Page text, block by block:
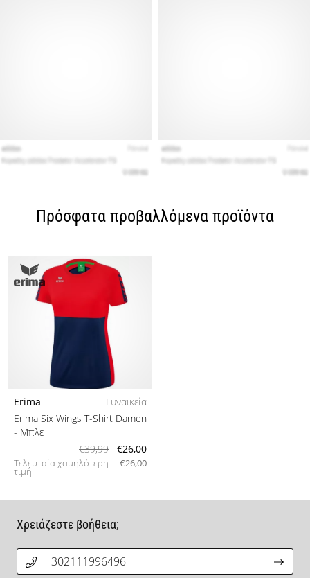
Πρόσφατα προβαλλόμενα προϊόντα
Erima
Γυναικεία
Erima Six Wings T-Shirt Damen
- Μπλε
€39,99
€26,00
Τελευταία χαμηλότερη
τιμή
€26,00
Χρειάζεστε βοήθεια;
+302111996496